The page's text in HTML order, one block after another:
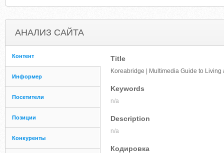
АНАЛИЗ САЙТА
Контент
Информер
Посетители
Позиции
Конкуренты
Title
Koreabridge | Multimedia Guide to
Keywords
n/a
Description
n/a
Кодировка